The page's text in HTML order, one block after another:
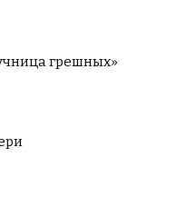
грешных»